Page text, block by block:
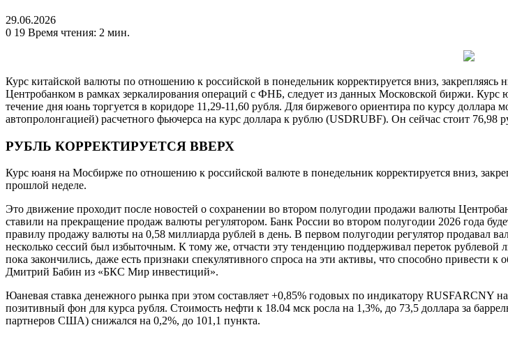
29.06.2026
0 19 Время чтения: 2 мин.
Курс китайской валюты по отношению к российской в понедельник корректируется вниз,
Центробанком в рамках зеркалирования операций с ФНБ, следует из данных Московской биржи. Курс
течение дня юань торгуется в коридоре 11,29-11,60 рубля. Для биржевого ориентира по курсу
автопролонгацией) расчетного фьючерса на курс доллара к рублю (USDRUBF). Он сейчас стоит 76,98
РУБЛЬ КОРРЕКТИРУЕТСЯ ВВЕРХ
Курс юаня на Мосбирже по отношению к российской валюте в понедельник корректируется вниз,
прошлой неделе.
Это движение проходит после новостей о сохранении во втором полугодии продажи валюты
ставили на прекращение продаж валюты регулятором. Банк России во втором полугодии 2026 года
правилу продажу валюты на 0,58 миллиарда рублей в день. В первом полугодии регулятор продавал
несколько сессий был избыточным. К тому же, отчасти эту тенденцию поддерживал переток
пока закончились, даже есть признаки спекулятивного спроса на эти активы, что способно
Дмитрий Бабин из «БКС Мир инвестиций».
Юаневая ставка денежного рынка при этом составляет +0,85% годовых по индикатору
позитивный фон для курса рубля. Стоимость нефти к 18.04 мск росла на 1,3%, до 73,5 доллара за
партнеров США) снижался на 0,2%, до 101,1 пункта.